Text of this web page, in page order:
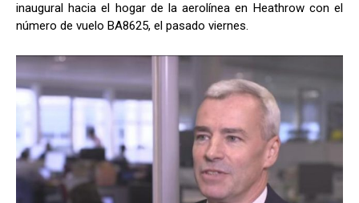
inaugural hacia el hogar de la aerolínea en Heathrow con el
número de vuelo BA8625, el pasado viernes.